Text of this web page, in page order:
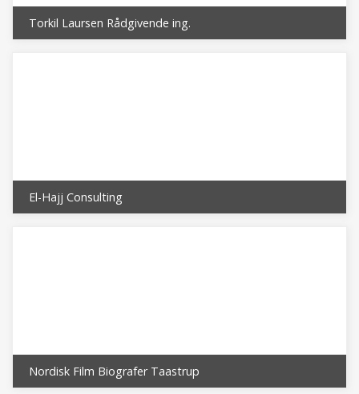
Torkil Laursen Rådgivende ing.
El-Hajj Consulting
Nordisk Film Biografer Taastrup